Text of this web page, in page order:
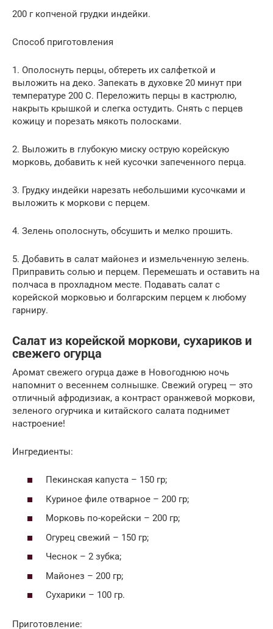
200 г копченой грудки индейки.
Способ приготовления
1. Ополоснуть перцы, обтереть их салфеткой и
выложить на деко. Запекать в духовке 20 минут при
температуре 200 С. Переложить перцы в кастрюлю,
накрыть крышкой и слегка остудить. Снять с перцев
кожицу и порезать мякоть полосками.
2. Выложить в глубокую миску острую корейскую
морковь, добавить к ней кусочки запеченного перца.
3. Грудку индейки нарезать небольшими кусочками и
выложить к моркови с перцем.
4. Зелень ополоснуть, обсушить и мелко прошить.
5. Добавить в салат майонез и измельченную зелень.
Приправить солью и перцем. Перемешать и оставить на
полчаса в прохладном месте. Подавать салат с
корейской морковью и болгарским перцем к любому
гарниру.
Салат из корейской моркови, сухариков и
свежего огурца
Аромат свежего огурца даже в Новогоднюю ночь
напомнит о весеннем солнышке. Свежий огурец — это
отличный афродизиак, а контраст оранжевой моркови,
зеленого огурчика и китайского салата поднимет
настроение!
Ингредиенты:
Пекинская капуста – 150 гр;
Куриное филе отварное – 200 гр;
Морковь по-корейски – 200 гр;
Огурец свежий – 150 гр;
Чеснок – 2 зубка;
Майонез – 200 гр;
Сухарики – 100 гр.
Приготовление: